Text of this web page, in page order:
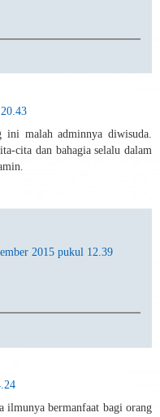
malah adminnya diwisuda.
cita dan bahagia selalu dalam
2015 pukul 12.39
ilmunya bermanfaat bagi orang